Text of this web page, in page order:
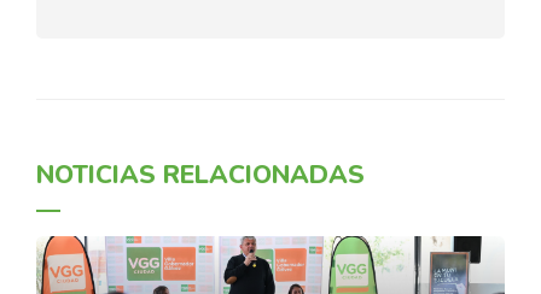
NOTICIAS RELACIONADAS